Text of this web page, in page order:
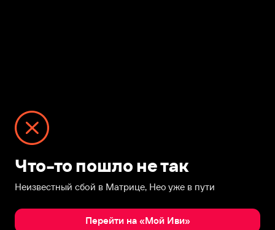
Что-то пошло не так
Неизвестный сбой в Матрице, Нео уже в пути
Перейти на «Мой Иви»